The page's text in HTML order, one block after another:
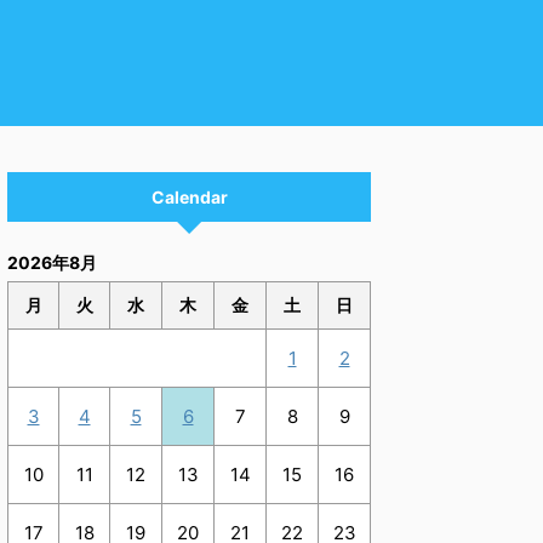
Calendar
2026年8月
月 火 水 木 金 土 日
1 2
3 4 5 6 7 8 9
10 11 12 13 14 15 16
17 18 19 20 21 22 23